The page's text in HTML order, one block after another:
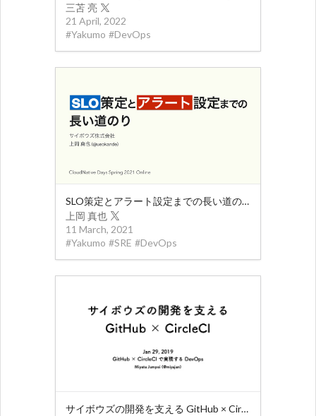
三苫 亮
21 April, 2022
#Yakumo #DevOps
SLO策定とアラート設定までの長い道のり
上岡 真也
11 March, 2021
#Yakumo #SRE #DevOps
サイボウズの開発を支える GitHub × CircleCI